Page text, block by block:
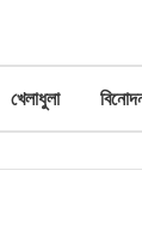
খেলাধুলা